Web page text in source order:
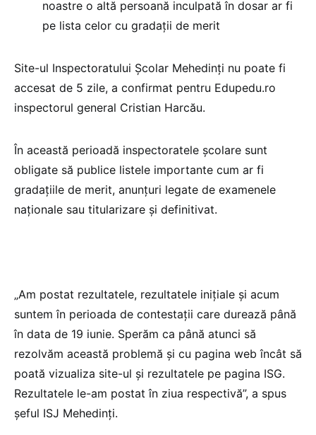
noastre o altă persoană inculpată în dosar ar fi
pe lista celor cu gradații de merit
Site-ul Inspectoratului Școlar Mehedinți nu poate fi
accesat de 5 zile, a confirmat pentru Edupedu.ro
inspectorul general Cristian Harcău.
În această perioadă inspectoratele școlare sunt
obligate să publice listele importante cum ar fi
gradațiile de merit, anunțuri legate de examenele
naționale sau titularizare și definitivat.
„Am postat rezultatele, rezultatele inițiale și acum
suntem în perioada de contestații care durează până
în data de 19 iunie. Sperăm ca până atunci să
rezolvăm această problemă și cu pagina web încât să
poată vizualiza site-ul și rezultatele pe pagina ISG.
Rezultatele le-am postat în ziua respectivă”, a spus
șeful ISJ Mehedinți.